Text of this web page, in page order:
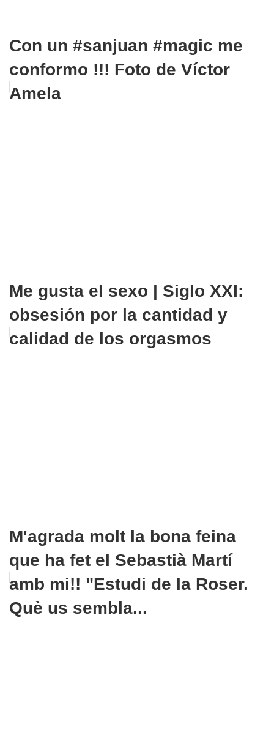
Con un #sanjuan #magic me
conformo !!! Foto de Víctor
Amela
Me gusta el sexo | Siglo XXI:
obsesión por la cantidad y
calidad de los orgasmos
M'agrada molt la bona feina
que ha fet el Sebastià Martí
amb mi!! "Estudi de la Roser.
Què us sembla...